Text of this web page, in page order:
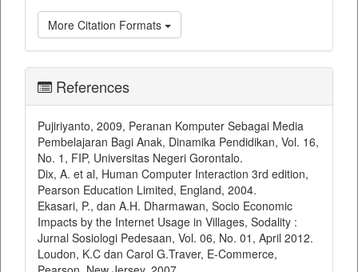
More Citation Formats
References
Pujiriyanto, 2009, Peranan Komputer Sebagai Media
Pembelajaran Bagi Anak, Dinamika Pendidikan, Vol. 16,
No. 1, FIP, Universitas Negeri Gorontalo.
Dix, A. et al, Human Computer Interaction 3rd edition,
Pearson Education Limited, England, 2004.
Ekasari, P., dan A.H. Dharmawan, Socio Economic
Impacts by the Internet Usage in Villages, Sodality :
Jurnal Sosiologi Pedesaan, Vol. 06, No. 01, April 2012.
Loudon, K.C dan Carol G.Traver, E-Commerce,